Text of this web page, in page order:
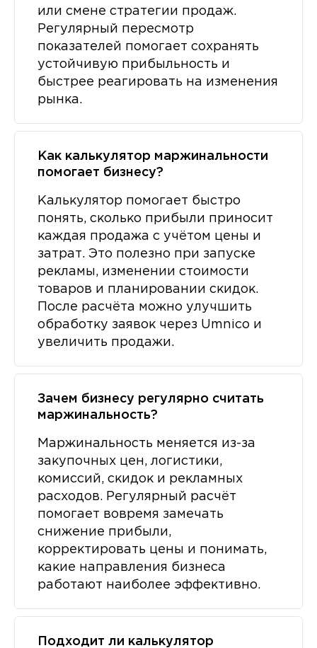
или смене стратегии продаж.
Регулярный пересмотр
показателей помогает сохранять
устойчивую прибыльность и
быстрее реагировать на изменения
рынка.
Как калькулятор маржинальности
помогает бизнесу?
Калькулятор помогает быстро
понять, сколько прибыли приносит
каждая продажа с учётом цены и
затрат. Это полезно при запуске
рекламы, изменении стоимости
товаров и планировании скидок.
После расчёта можно улучшить
обработку заявок через Umnico и
увеличить продажи.
Зачем бизнесу регулярно считать
маржинальность?
Маржинальность меняется из-за
закупочных цен, логистики,
комиссий, скидок и рекламных
расходов. Регулярный расчёт
помогает вовремя замечать
снижение прибыли,
корректировать цены и понимать,
какие направления бизнеса
работают наиболее эффективно.
Подходит ли калькулятор